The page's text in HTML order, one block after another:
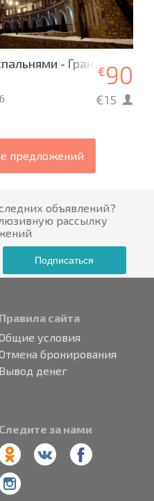
- Гранд
€90
€15
предложений
объявлений?
рассылку
Подписаться
Правила сайта
условия
бронирования
Вывод денег
Следите за нами